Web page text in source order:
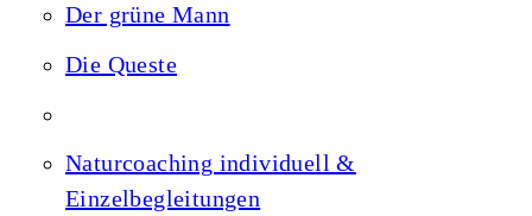
Der grüne Mann
Die Queste
Naturcoaching individuell &
Einzelbegleitungen